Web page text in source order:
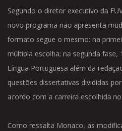
Segundo o diretor executivo da
novo programa não apresenta
formato segue o mesmo: na
múltipla escolha; na segunda fase,
Língua Portuguesa além da
questões dissertativas divididas
acordo com a carreira escolhida
Como ressalta Monaco, as